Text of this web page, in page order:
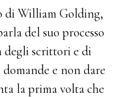
di William Golding,
del suo processo
degli scrittori e di
e non dare
la prima volta che